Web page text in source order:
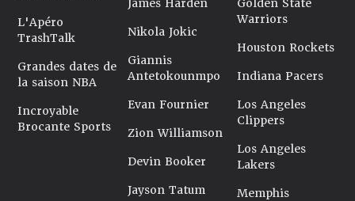
L'Apéro
TrashTalk
Grandes dates de
la saison NBA
Incroyable
Brocante Sports
James Harden
Nikola Jokic
Giannis
Antetokounmpo
Evan Fournier
Zion Williamson
Devin Booker
Jayson Tatum
Golden State
Warriors
Houston Rockets
Indiana Pacers
Los Angeles
Clippers
Los Angeles
Lakers
Memphis